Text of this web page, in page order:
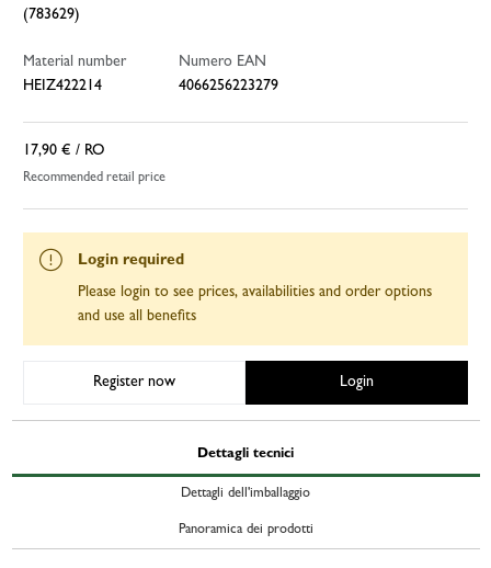
(783629)
Material number
HEIZ422214
Numero EAN
4066256223279
17,90 € / RO
Recommended retail price
Login required
Please login to see prices, availabilities and order options
and use all benefits
Register now Login
Dettagli tecnici
Dettagli dell'imballaggio
Panoramica dei prodotti